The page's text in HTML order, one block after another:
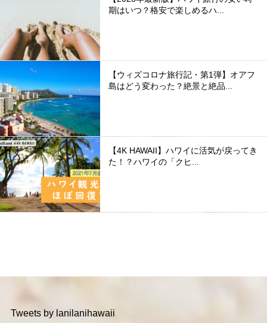
期はいつ？格安で楽しめるハ...
【ウィズコロナ旅行記・第1弾】オアフ
島はどう変わった？絶景と絶品...
【4K HAWAII】ハワイに活気が戻ってき
た！？ハワイの「クヒ...
Tweets by lanilanihawaii